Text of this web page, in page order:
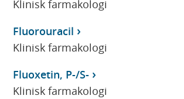
Klinisk farmakologi
Fluorouracil
Klinisk farmakologi
Fluoxetin, P-/S-
Klinisk farmakologi